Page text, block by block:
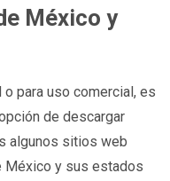
México y
para uso comercial, es
de descargar
algunos sitios web
México y sus estados